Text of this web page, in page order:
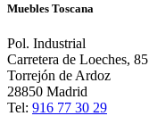
Muebles Toscana
Pol. Industrial
Carretera de Loeches, 85
Torrejón de Ardoz
28850 Madrid
Tel: 916 77 30 29